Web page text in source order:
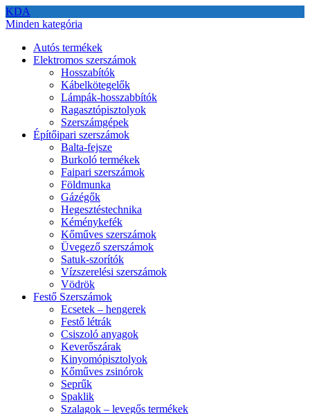
KDA
Minden kategória
Autós termékek
Elektromos szerszámok
Hosszabítók
Kábelkötegelők
Lámpák-hosszabbítók
Ragasztópisztolyok
Szerszámgépek
Építőipari szerszámok
Balta-fejsze
Burkoló termékek
Faipari szerszámok
Földmunka
Gázégők
Hegesztéstechnika
Kéménykefék
Kőműves szerszámok
Üvegező szerszámok
Satuk-szorítók
Vízszerelési szerszámok
Vödrök
Festő Szerszámok
Ecsetek – hengerek
Festő létrák
Csiszoló anyagok
Keverőszárak
Kinyomópisztolyok
Kőműves zsinórok
Seprűk
Spaklik
Szalagok – levegős termékek